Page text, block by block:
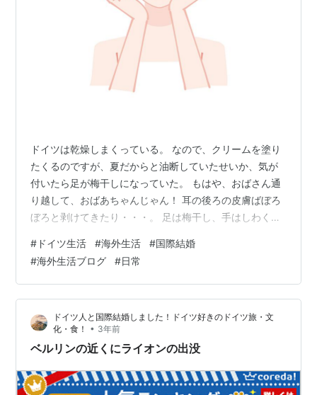
ドイツは乾燥しまくっている。 なので、クリームを塗り
たくるのですが、夏だからと油断していたせいか、気が
付いたら足が梅干しになっていた。 もはや、おばさん通
り越して、おばあちゃんじゃん！ 耳の後ろの皮膚ばぼろ
ぼろと剥けてきたり・・・。 足は梅干し、手はしわくち
プールに行ったときも、ドイツ人クリームを持ち歩いて
いて、クリームぬっている人が多いかも。 自分でケアし
ないとですね。 おととしは、頭皮がかゆくて、頭皮が乾
燥しすぎて剥けまくったので、それ用のトニックを買っ
てきたのですが。 今年は、全体的にかゆいけど、特に耳
の後ろと、うなじの皮膚がポロポロ…
# ドイツ生活 #海外生活 #国際結婚
#海外生活ブログ #日常
ドイツ人と国際結婚しました！ドイツ好きのドイツ旅・文
化・食！
• 3年前
ベルリンの近くにライオンの出没